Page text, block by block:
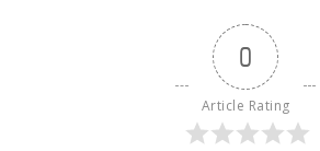
0
Article Rating